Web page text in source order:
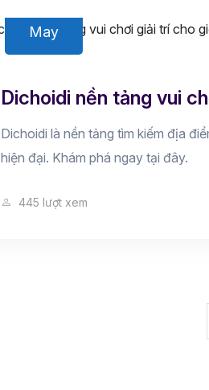
May
Dichoidi nền tảng vui
Dichoidi là nền tảng tìm kiếm địa
hiện đại. Khám phá ngay tại đây.
445 lượt xem